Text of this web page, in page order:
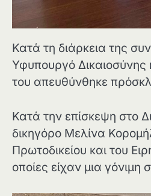
Κατά τη διάρκεια της
Υφυπουργό
του απευθύνθηκε
Κατά την επίσκεψη στο
δικηγόρο Μελίνα
Πρωτοδικείου και του
οποίες είχαν μια